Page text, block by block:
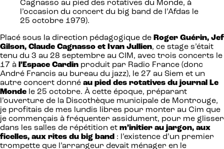
Cagnasso au pied des rotatives du Monde, à
l’occasion du concert du big band de l’Afdas le
25 octobre 1979).
Placé sous la direction pédagogique de Roger Guérin, Jef
Gilson, Claude Cagnasso et Ivan Jullien, ce stage s’était
tenu du 3 au 28 septembre au CIM, avec trois concerts le
17 à l’Espace Cardin produit par Radio France (donc
André Francis au bureau du jazz), le 27 au Siem et un
autre concert donné au pied des rotatives du journal Le
Monde le 25 octobre. À cette époque, préparant
l’ouverture de la Discothèque municipale de Montrouge,
je profitais de mes lundis libres pour monter au Cim que
je commençais à fréquenter assidument, pour me glisser
dans les salles de répétition et m’initier au jargon, aux
ficelles, aux rites du big band : l’existence d’un premier
trompette que l’arrangeur devait ménager en le